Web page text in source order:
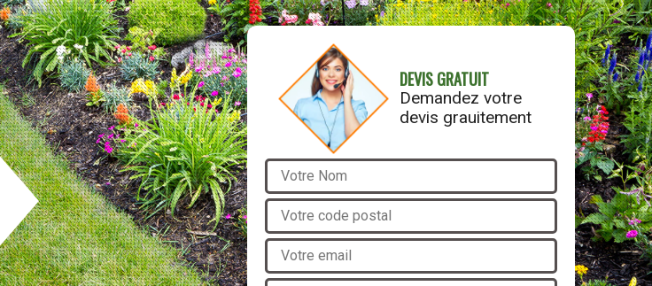
DEVIS GRATUIT
Demandez votre
devis grauitement